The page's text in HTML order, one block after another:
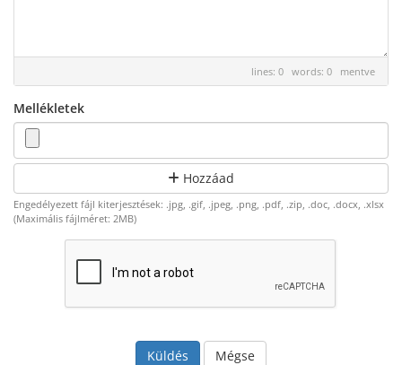
lines: 0 words: 0 mentve
Mellékletek
Hozzáad
Engedélyezett fájl kiterjesztések: .jpg, .gif, .jpeg, .png, .pdf, .zip, .doc, .docx, .xlsx
(Maximális fájlméret: 2MB)
Mégse